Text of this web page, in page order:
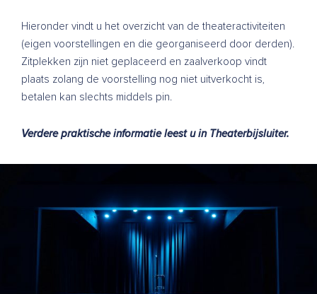
Hieronder vindt u het overzicht van de theateractiviteiten
(eigen voorstellingen en die georganiseerd door derden).
Zitplekken zijn niet geplaceerd en zaalverkoop vindt
plaats zolang de voorstelling nog niet uitverkocht is,
betalen kan slechts middels pin.
Verdere praktische informatie leest u in Theaterbijsluiter.